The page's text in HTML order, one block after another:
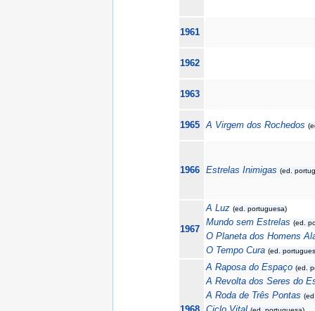
1961
1962
1963
1965 A Virgem dos Rochedos
1966 Estrelas Inimigas (ed.
1967
A Luz (ed. portuguesa)
Mundo sem Estrelas (ed.
O Planeta dos Homens
O Tempo Cura (ed.
A Raposa do Espaço (ed.
A Revolta dos Seres do
A Roda de Três Pontas